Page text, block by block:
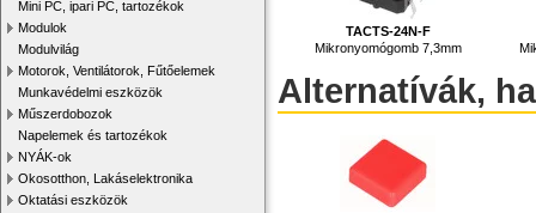
Mini PC, ipari PC, tartozékok
Modulok
Modulvilág
Motorok, Ventilátorok, Fűtőelemek
Munkavédelmi eszközök
Műszerdobozok
Napelemek és tartozékok
NYÁK-ok
Okosotthon, Lakáselektronika
Oktatási eszközök
TACTS-24N-F
Mikronyomógomb 7,3mm
Alternatívák,